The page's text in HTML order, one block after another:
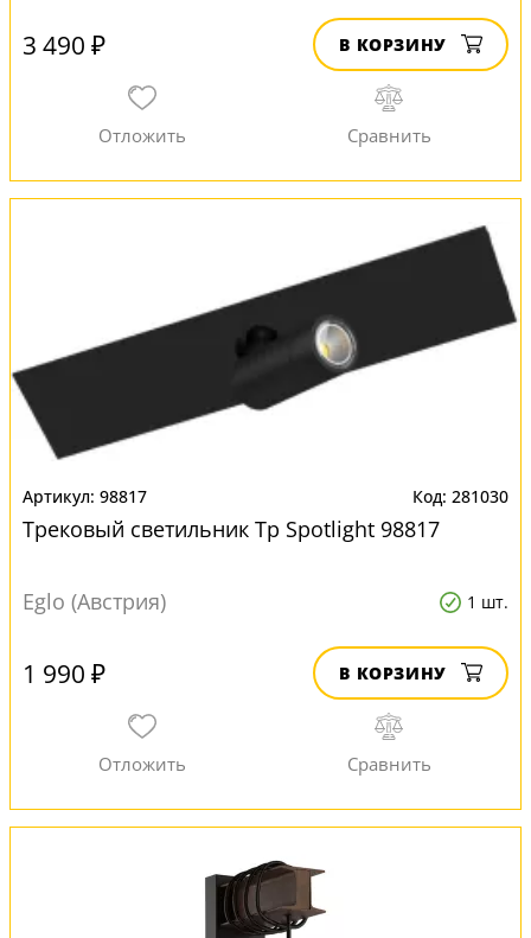
3 490 ₽ В КОРЗИНУ
98817 281030
Трековый светильник Tp Spotlight 98817
Eglo (Австрия) 1 шт.
1 990 ₽ В КОРЗИНУ